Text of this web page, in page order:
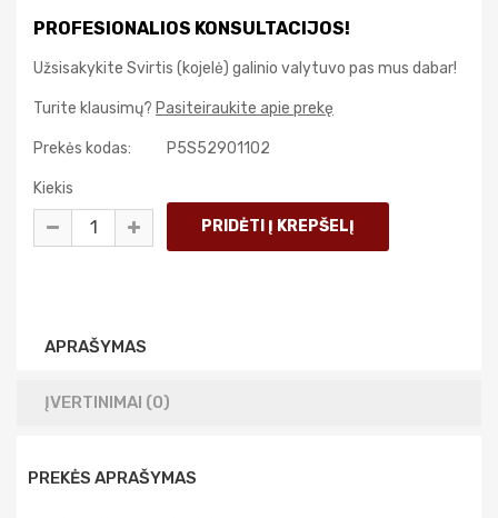
PROFESIONALIOS KONSULTACIJOS!
Užsisakykite Svirtis (kojelė) galinio valytuvo pas mus dabar!
Turite klausimų? Pasiteiraukite apie prekę
Prekės kodas: P5S52901102
Kiekis
APRAŠYMAS
ĮVERTINIMAI (0)
PREKĖS APRAŠYMAS